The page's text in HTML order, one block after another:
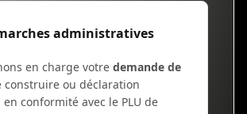
administratives
en charge votre demande de
construire ou déclaration
conformité avec le PLU de